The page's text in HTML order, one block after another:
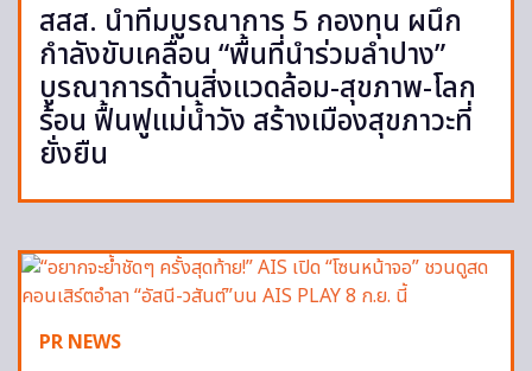
สสส. นำทีมบูรณาการ 5 กองทุน ผนึก
กำลังขับเคลื่อน “พื้นที่นำร่วมลำปาง”
บูรณาการด้านสิ่งแวดล้อม-สุขภาพ-โลก
ร้อน ฟื้นฟูแม่น้ำวัง สร้างเมืองสุขภาวะที่
ยั่งยืน
PR NEWS